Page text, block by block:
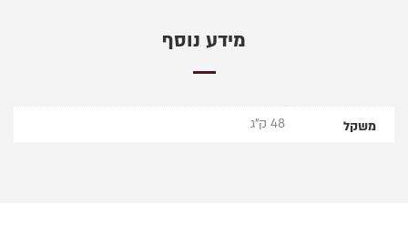
מידע נוסף
משקל 48 ק"ג